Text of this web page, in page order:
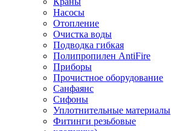
Насосы
Отопление
Очистка воды
Подводка гибкая
Полипропилен AntiFire
Приборы
Прочистное оборудование
Санфаянс
Сифоны
Уплотнительные материалы
Фитинги резьбовые